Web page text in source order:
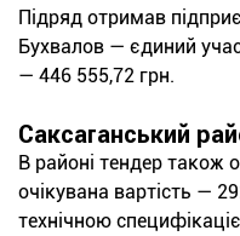
Підряд отримав
Бухвалов — єдиний
— 446 555,72 грн.
Саксаганський
В районі тендер також
очікувана вартість —
технічною